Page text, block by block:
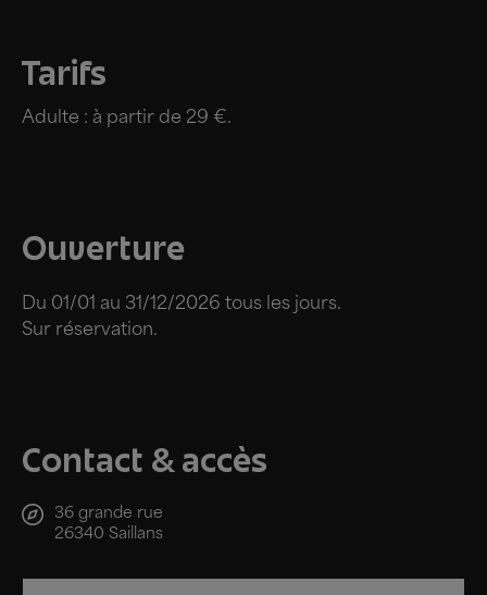
Tarifs
Adulte : à partir de 29 €.
Ouverture
Du 01/01 au 31/12/2026 tous les jours.
Sur réservation.
Contact & accès
36 grande rue
26340 Saillans